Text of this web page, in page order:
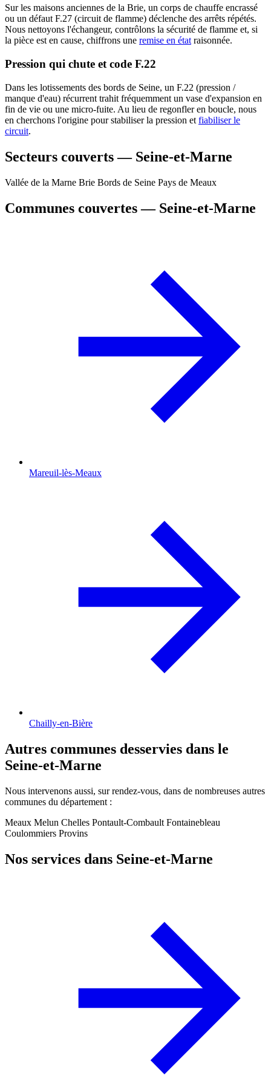
Sur les maisons anciennes de la Brie, un corps de chauffe encrassé
ou un défaut F.27 (circuit de flamme) déclenche des arrêts répétés.
Nous nettoyons l'échangeur, contrôlons la sécurité de flamme et, si
la pièce est en cause, chiffrons une remise en étatraisonnée.
Pression qui chute et code F.22
Dans les lotissements des bords de Seine, un F.22 (pression /
manque d'eau) récurrent trahit fréquemment un vase d'expansion en
fin de vie ou une micro-fuite. Au lieu de regonfler en boucle, nous
en cherchons l'origine pour stabiliser la pression et fiabiliser le
circuit.
Secteurs couverts — Seine-et-Marne
Vallée de la Marne Brie Bords de Seine Pays de Meaux
Communes couvertes — Seine-et-Marne
Mareuil-lès-Meaux
Chailly-en-Bière
Autres communes desservies dans le
Seine-et-Marne
Nous intervenons aussi, sur rendez-vous, dans de nombreuses autres
communes du département :
Meaux Melun Chelles Pontault-Combault Fontainebleau
Coulommiers Provins
Nos services dans Seine-et-Marne